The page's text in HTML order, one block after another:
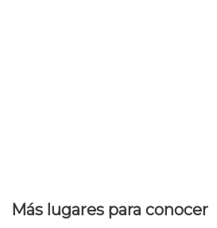
Más lugares para conocer